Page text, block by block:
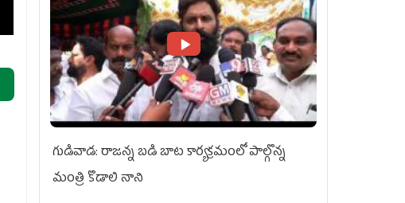
గుడివాడ: రాజన్న బడి బాట కార్యక్రమంలో పాల్గొన్న
మంత్రి కొడాలి నాని